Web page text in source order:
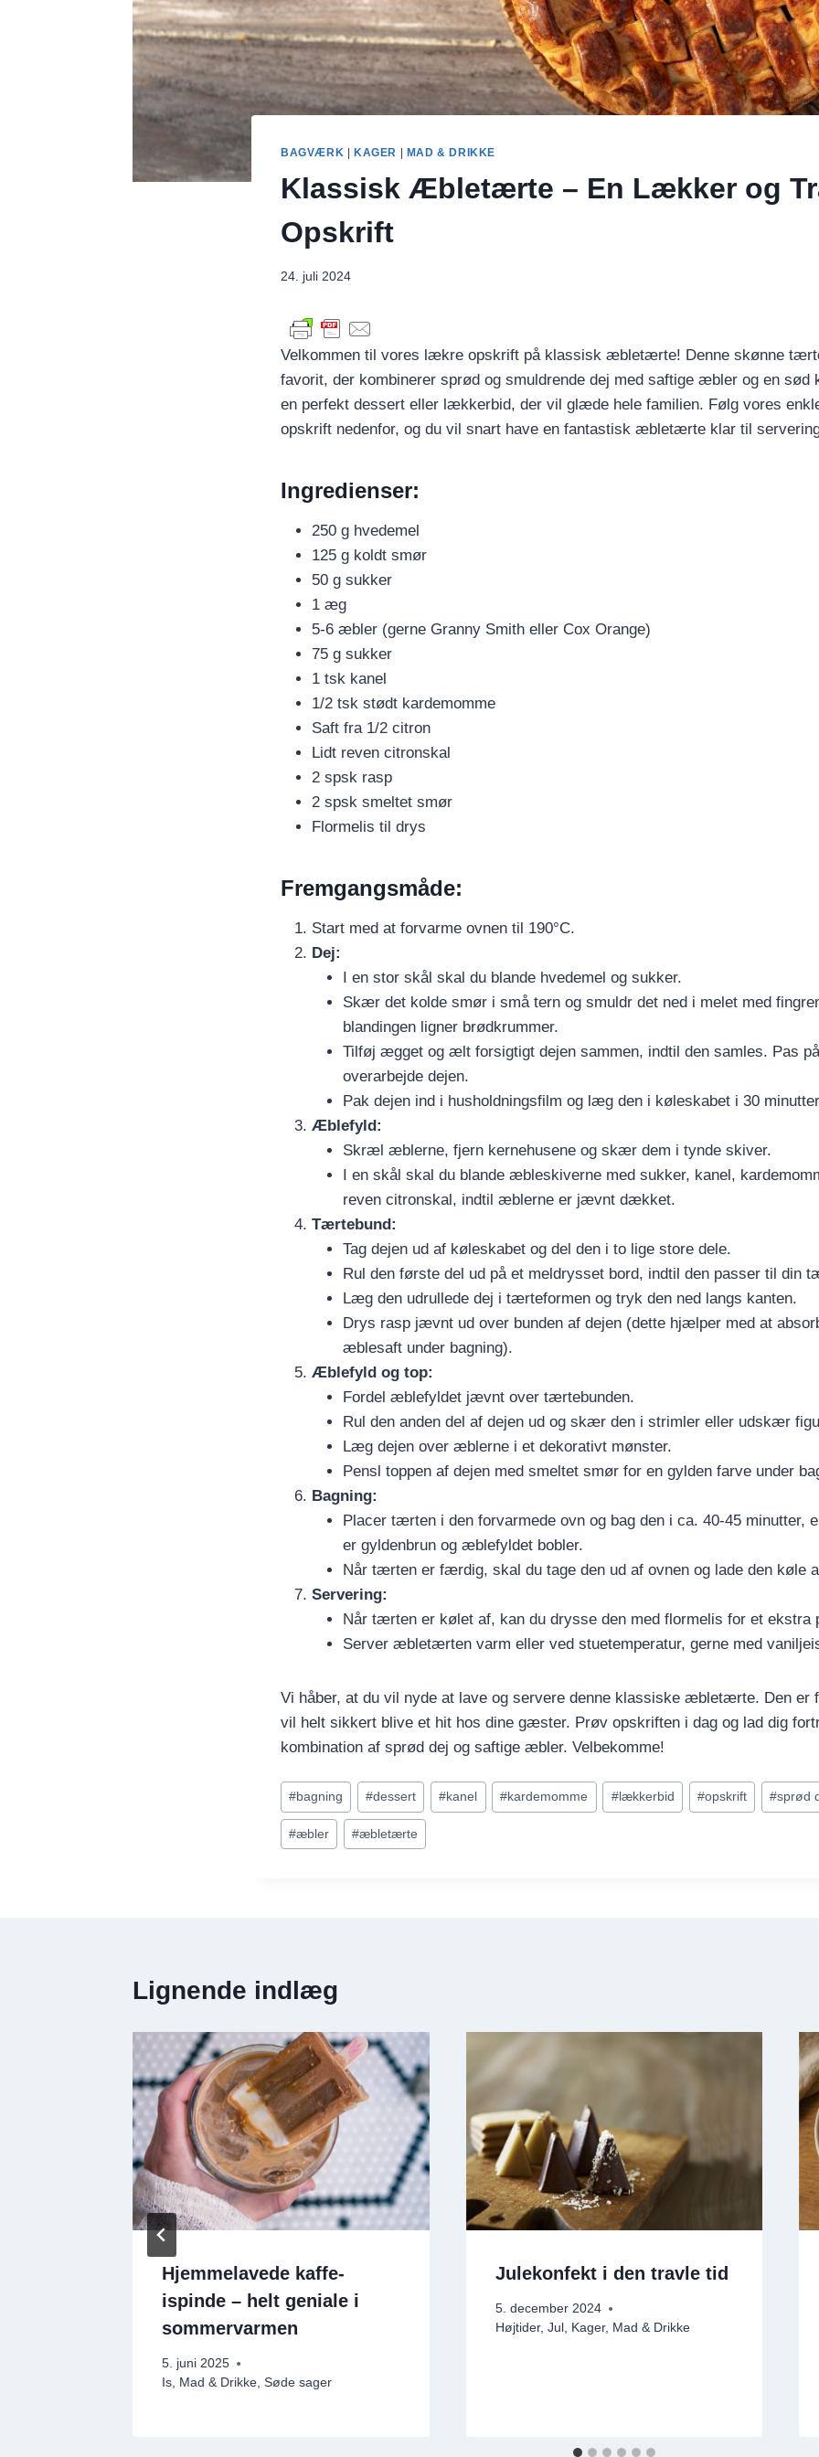
BAGVÆRK | KAGER | MAD & DRIKKE
Klassisk Æbletærte – En Lækker og
Opskrift
24. juli 2024
Velkommen til vores lækre opskrift på klassisk æbletærte! Denne skønne
favorit, der kombinerer sprød og smuldrende dej med saftige æbler og en sød
en perfekt dessert eller lækkerbid, der vil glæde hele familien. Følg vores
opskrift nedenfor, og du vil snart have en fantastisk æbletærte klar til
Ingredienser:
250 g hvedemel
125 g koldt smør
50 g sukker
1 æg
5-6 æbler (gerne Granny Smith eller Cox Orange)
75 g sukker
1 tsk kanel
1/2 tsk stødt kardemomme
Saft fra 1/2 citron
Lidt reven citronskal
2 spsk rasp
2 spsk smeltet smør
Flormelis til drys
Fremgangsmåde:
Start med at forvarme ovnen til 190°C.
Dej:
I en stor skål skal du blande hvedemel og sukker.
Skær det kolde smør i små tern og smuldr det ned i melet med
blandingen ligner brødkrummer.
Tilføj ægget og ælt forsigtigt dejen sammen, indtil den samles. Pas
overarbejde dejen.
Pak dejen ind i husholdningsfilm og læg den i køleskabet i 30
Æblefyld:
Skræl æblerne, fjern kernehusene og skær dem i tynde skiver.
I en skål skal du blande æbleskiverne med sukker, kanel,
reven citronskal, indtil æblerne er jævnt dækket.
Tærtebund:
Tag dejen ud af køleskabet og del den i to lige store dele.
Rul den første del ud på et meldrysset bord, indtil den passer til din
Læg den udrullede dej i tærteformen og tryk den ned langs kanten.
Drys rasp jævnt ud over bunden af dejen (dette hjælper med at
æblesaft under bagning).
Æblefyld og top:
Fordel æblefyldet jævnt over tærtebunden.
Rul den anden del af dejen ud og skær den i strimler eller udskær
Læg dejen over æblerne i et dekorativt mønster.
Pensl toppen af dejen med smeltet smør for en gylden farve under
Bagning:
Placer tærten i den forvarmede ovn og bag den i ca. 40-45 minutter,
er gyldenbrun og æblefyldet bobler.
Når tærten er færdig, skal du tage den ud af ovnen og lade den køle
Servering:
Når tærten er kølet af, kan du drysse den med flormelis for et ekstra
Server æbletærten varm eller ved stuetemperatur, gerne med
Vi håber, at du vil nyde at lave og servere denne klassiske æbletærte. Den er
vil helt sikkert blive et hit hos dine gæster. Prøv opskriften i dag og lad dig
kombination af sprød dej og saftige æbler. Velbekomme!
Indlæg-
tags:
#bagning #dessert #kanel #kardemomme #lækkerbid #opskrift #sprød
#æbler #æbletærte
Lignende indlæg
Hjemmelavede kaffe-
ispinde – helt geniale i
sommervarmen
5. juni 2025
Is, Mad & Drikke, Søde sager
Julekonfekt i den travle tid
5. december 2024
Højtider, Jul , Kager, Mad & Drikke